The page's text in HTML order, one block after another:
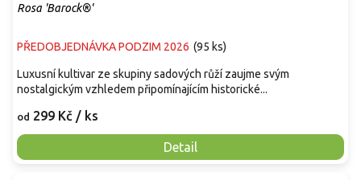
Rosa 'Barock®'
PŘEDOBJEDNÁVKA PODZIM 2026 (95 ks)
od 299 Kč / ks
Detail
Luxusní kultivar ze skupiny sadových růží zaujme svým
nostalgickým vzhledem připomínajícím historické...